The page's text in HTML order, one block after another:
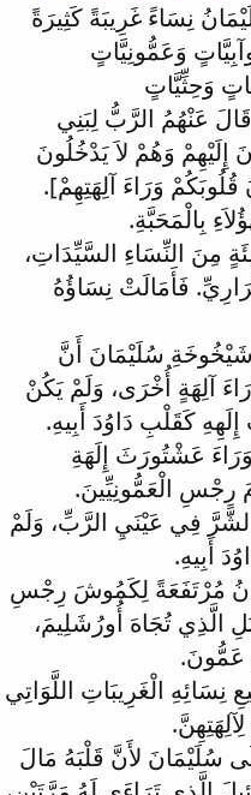
نِسَاءً غَرِيبَةً كَثِيرَةً
وَعَمُّونِيَّاتٍ
وَحِثِّيَّاتٍ
عَنْهُمُ الرَّبُّ لِبَنِي
إِلَيْهِمْ وَهُمْ لاَ يَدْخُلُونَ
قُلُوبَكُمْ وَرَاءَ آلِهَتِهِمْ].
بِالْمَحَبَّةِ.
مِنَ النِّسَاءِ السَّيِّدَاتِ،
فَأَمَالَتْ نِسَاؤُهُ
سُلَيْمَانَ أَنَّ
آلِهَةٍ أُخْرَى، وَلَمْ يَكُنْ
كَقَلْبِ دَاوُدَ أَبِيهِ.
عَشْتُورَثَ إِلَهَةِ
رِجْسِ الْعَمُّونِيِّينَ.
فِي عَيْنَيِ الرَّبِّ، وَلَمْ
أَبِيهِ.
مُرْتَفَعَةً لِكَمُوشَ رِجْسِ
الَّذِي تُجَاهَ أُورُشَلِيمَ،
عَمُّونَ.
نِسَائِهِ الْغَرِيبَاتِ اللَّوَاتِي
لأَنَّ قَلْبَهُ مَالَ